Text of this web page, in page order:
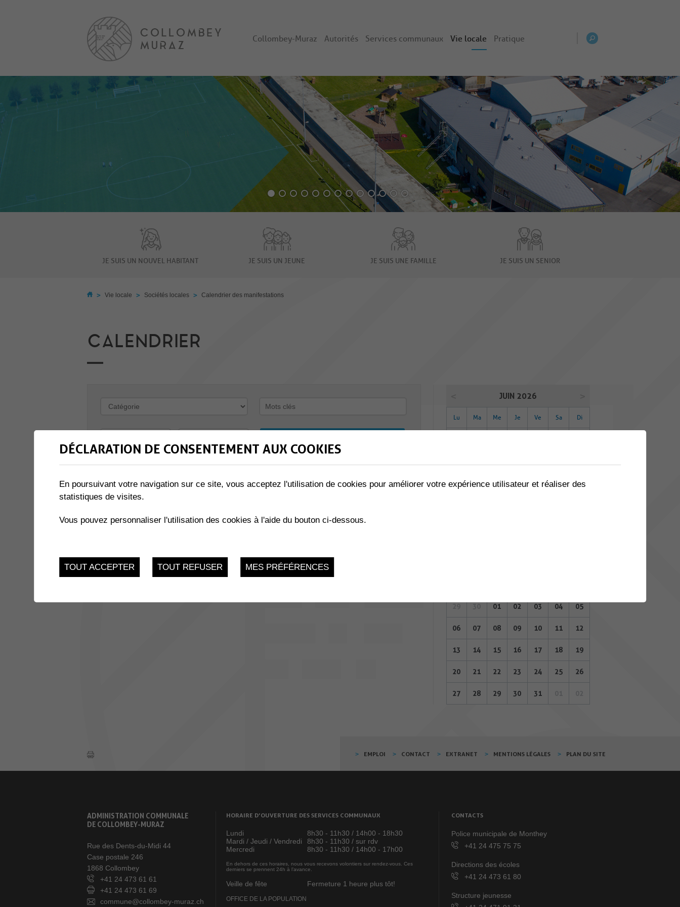
Collombey-Muraz Autorités Services communaux Vie locale Pratique
JE SUIS UN NOUVEL HABITANT JE SUIS UN JEUNE JE SUIS UNE FAMILLE JE SUIS UN SENIOR
> Vie locale > Sociétés locales > Calendrier des manifestations
CALENDRIER
30
OCT.
CLUB DE LECTURE
Bibliothèque Communale Mercredi 30 Octobre 2024, 15h
30
OCT. Bibliothèque Communale Mercredi 30 Octobre 2024, dès 19h
JUIN 2026
Lu Ma Me Je Ve Sa Di
15 16 17 18 19 20 21
01 02 03 04 05
06 07 08 09 10 11 12
13 14 15 16 17 18 19
20 21 22 23 24 25 26
27 28 29 30 31
EMPLOI CONTACT EXTRANET MENTIONS LÉGALES PLAN DU SITE
ADMINISTRATION COMMUNALE
DE COLLOMBEY-MURAZ
Rue des Dents-du-Midi 44
Case postale 246
1868 Collombey
+41 24 473 61 61
+41 24 473 61 69
commune@collombey-muraz.ch
HORAIRE D’OUVERTURE DES SERVICES COMMUNAUX
Lundi
8h30 - 11h30 / 14h00 - 18h30
Mardi / Jeudi / Vendredi
8h30 - 11h30 / sur rdv
Mercredi
8h30 - 11h30 / 14h00 - 17h00
En dehors de ces horaires, nous vous recevons volontiers sur rendez-vous. Ces
derniers se prennent 24h à l’avance.
Veille de fête Fermeture 1 heure plus tôt!
OFFICE DE LA POPULATION
CONTACTS
Police municipale de Monthey
+41 24 475 75 75
Directions des écoles
+41 24 473 61 80
Structure jeunesse
DÉCLARATION DE CONSENTEMENT AUX COOKIES
En poursuivant votre navigation sur ce site, vous acceptez l'utilisation de cookies pour améliorer votre expérience utilisateur et réaliser des
statistiques de visites.
Vous pouvez personnaliser l'utilisation des cookies à l'aide du bouton ci-dessous.
TOUT ACCEPTER TOUT REFUSER MES PRÉFÉRENCES